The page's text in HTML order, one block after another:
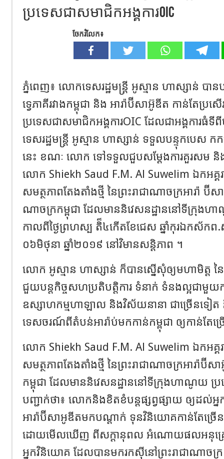
ប្រទេសជាសមាជិកអង្គការOIC
ចែករំលែក៖
ភ្នំពេញ៖ លោកទេសរដ្ឋមន្ដ្រី អូស្មាន ហាស្សាន់ បា
ទ្វេភាគីរវាងកម្ពុជា​ និង​ អារ៉ាប៊ីសាអ៊ូឌីត កាន់តែប្
ប្រទេសជាសមាជិកអង្គការOIC ដែលជាអង្គការធំទី
ទេសរដ្ឋមន្ដ្រី អូស្មាន ហាស្សាន់ ទទួលបន្ទុកបេស ក
នេះ ខណៈ លោក ទៅទទួលជួបសម្ដែងការគួរសម និង
លោក Shiekh Saud F.M. Al Suwelim ឯកអគ្
សមត្ថភាពតែងតាំងថ្មី​ នៃព្រះរាជាណាចក្រអារ៉ា ប៊ីស
ណាចក្រកម្ពុជា ដែលមាននិវេសនដ្ឋាននៅទីក្រុង
កាលពីថ្ងៃព្រហស្ប តិ៏៤កើតខែជេស ឆ្នាំកុរឯកស័ក
០៦មិថុនា ឆ្នាំ២០១៩ នៅវិមានសន្ដិភាព ។
លោក អូស្មាន ហាស្សាន់ ក៏បានស្នើសុំឲ្យមហាមិត្ដ ន
ជួយបន្ដកិច្ចសហប្រតិបត្ដិការ ទំនាក់ ទំនងល្អជា
ឧស្សាហកម្មហាឡាល​ និង​វិស័យនានា ជាច្រើនទៀត
ទេសចរណ៍ពីតំបន់អារ៉ាប់មកកាន់កម្ពុជា ឲ្យកាន់តែច្
លោក Shiekh Saud F.M. Al Suwelim ឯកអគ្
សមត្ថភាពតែងតាំងថ្មី​ នៃព្រះរាជាណាចក្រអារ៉ាប៊ីស
កម្ពុជា ដែលមាននិវេសនដ្ឋាននៅទីក្រុងហាណូយ ប្
បញ្ជាក់ថា៖ លោកនិងខិតខំបន្ដផ្សព្វផ្សាយ ឲ្យដល់
អារ៉ាប៊ីសាអូឌីតមកបណ្ដាក់ ទុនវិនិយោគកាន់តែច្រើន
ដោយមើលឃើញ ពីសក្ដានុពល អំណោយផលអនុគ្រោ
អ្នកវិនិយោគ ដែលបានមករកស៊ីនៅព្រះរាជាណាចក្រក